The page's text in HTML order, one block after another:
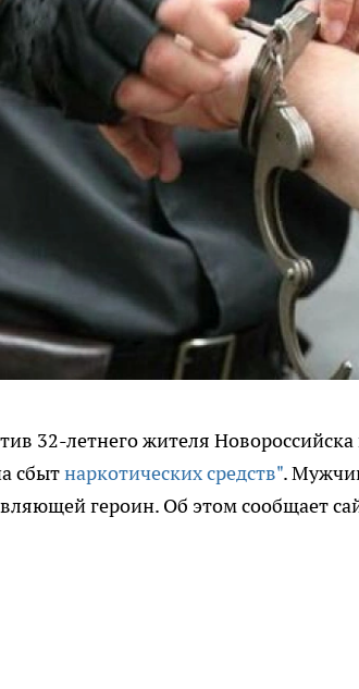
32-летнего жителя
сбытнаркотических средств".
героин. Об этом сообщает